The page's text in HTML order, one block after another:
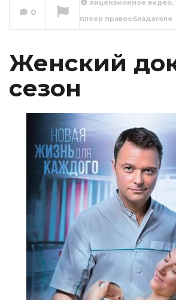
0
лицензионное видео,
плеер правообладателя
Женский
сезон